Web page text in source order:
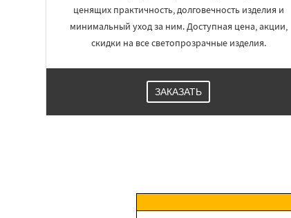
ценящих практичность, долговечность изделия и
минимальный уход за ним. Доступная цена, акции,
скидки на все светопрозрачные изделия.
ЗАКАЗАТЬ